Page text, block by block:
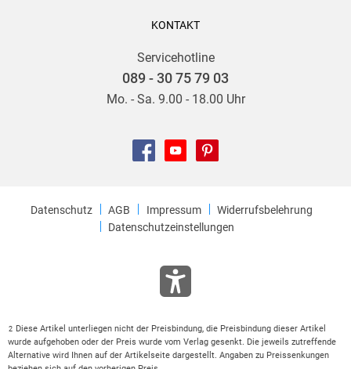
KONTAKT
Servicehotline
089 - 30 75 79 03
Mo. - Sa. 9.00 - 18.00 Uhr
Datenschutz AGB Impressum
Widerrufsbelehrung
Datenschutzeinstellungen
2
Diese Artikel unterliegen nicht der Preisbindung, die Preisbindung dieser Artikel
wurde aufgehoben oder der Preis wurde vom Verlag gesenkt. Die jeweils zutreffende
Alternative wird Ihnen auf der Artikelseite dargestellt. Angaben zu Preissenkungen